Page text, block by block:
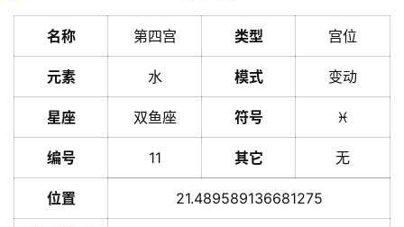
名称 第四宫 类型 宫位
元素 水 模式 变动
星座 双鱼座 符号 ♓️
编号 11 其它 无
位置 21.489589136681275